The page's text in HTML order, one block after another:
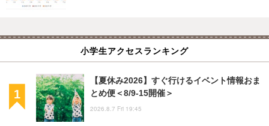
小学生アクセスランキング
【夏休み2026】すぐ行けるイベント情報おま
とめ便＜8/9-15開催＞
2026.8.7 Fri 19:45